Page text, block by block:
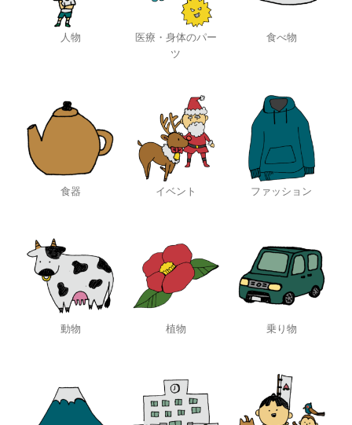
人物
医療・身体のパー
ツ
食べ物
食器 イベント ファッション
動物 植物 乗り物